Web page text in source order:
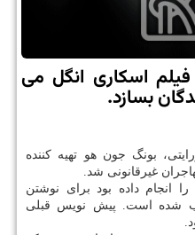
اسكاری انگل می
بسازد.
بونگ جون هو تهیه کننده
غیرقانونی شد.
را انجام داده بود برای نوشتن
شده است. پیش نویس قبلی